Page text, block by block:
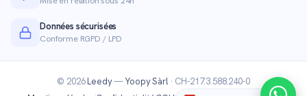
Données sécurisées
Conforme RGPD / LPD
© 2026Leedy—Yoopy Sàrl· CH-217.3.588.240-0